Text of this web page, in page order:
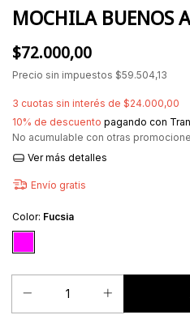
MOCHILA BUENOS
$72.000,00
Precio sin impuestos $59.504,13
3 cuotas sin interés de $24.000,00
10% de descuento pagando con
No acumulable con otras
Ver más detalles
Envío gratis
Color: Fucsia